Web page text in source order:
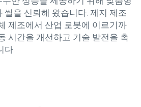
씰을 신뢰해 왔습니다. 제지 제조
제조에서 산업 로봇에 이르기까
시간을 개선하고 기술 발전을 촉
다.